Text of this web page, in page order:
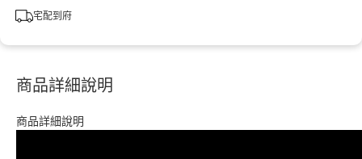
宅配到府
商品詳細說明
商品詳細說明